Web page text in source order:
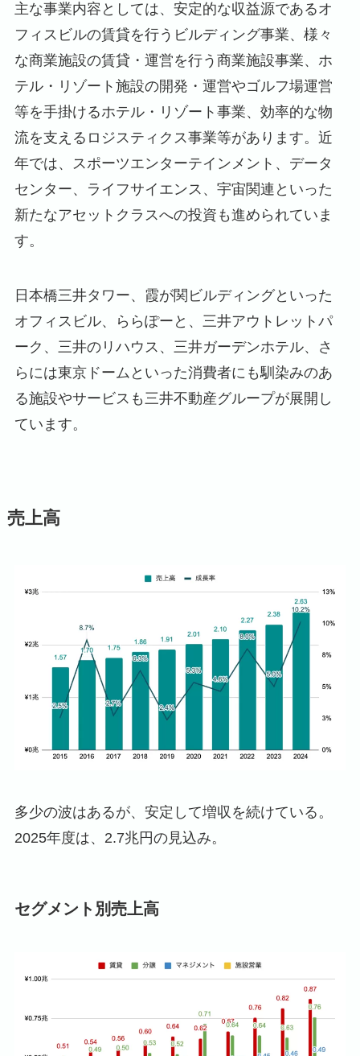
主な事業内容としては、安定的な収益源であるオ
フィスビルの賃貸を行うビルディング事業、様々
な商業施設の賃貸・運営を行う商業施設事業、ホ
テル・リゾート施設の開発・運営やゴルフ場運営
等を手掛けるホテル・リゾート事業、効率的な物
流を支えるロジスティクス事業等があります。近
年では、スポーツエンターテインメント、データ
センター、ライフサイエンス、宇宙関連といった
新たなアセットクラスへの投資も進められていま
す。
日本橋三井タワー、霞が関ビルディングといった
オフィスビル、ららぽーと、三井アウトレットパ
ーク、三井のリハウス、三井ガーデンホテル、さ
らには東京ドームといった消費者にも馴染みのあ
る施設やサービスも三井不動産グループが展開し
ています。
売上高
多少の波はあるが、安定して増収を続けている。
2025年度は、2.7兆円の見込み。
セグメント別売上高